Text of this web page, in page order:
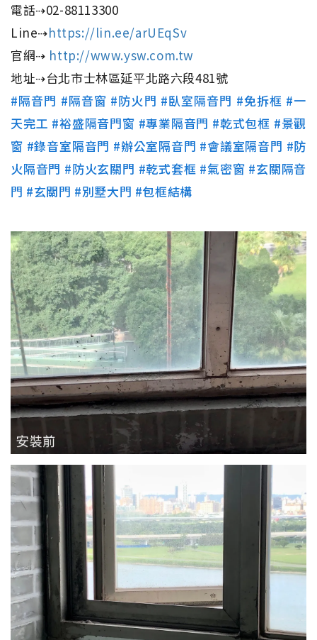
電話⇢02-88113300
Line⇢https://lin.ee/arUEqSv
官網⇢ http://www.ysw.com.tw
地址⇢台北市士林區延平北路六段481號
#隔音門 #隔音窗 #防火門 #臥室隔音門 #免拆框 #一
天完工 #裕盛隔音門窗 #專業隔音門 #乾式包框 #景觀
窗 #錄音室隔音門 #辦公室隔音門 #會議室隔音門 #防
火隔音門 #防火玄關門 #乾式套框 #氣密窗 #玄關隔音
門 #玄關門 #別墅大門 #包框結構